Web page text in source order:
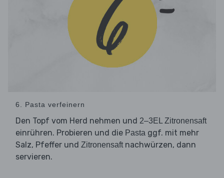
6. Pasta verfeinern
Den Topf vom Herd nehmen und 2–3EL Zitronensaft
einrühren. Probieren und die Pasta ggf. mit mehr
Salz, Pfeffer und Zitronensaftnachwürzen, dann
servieren.